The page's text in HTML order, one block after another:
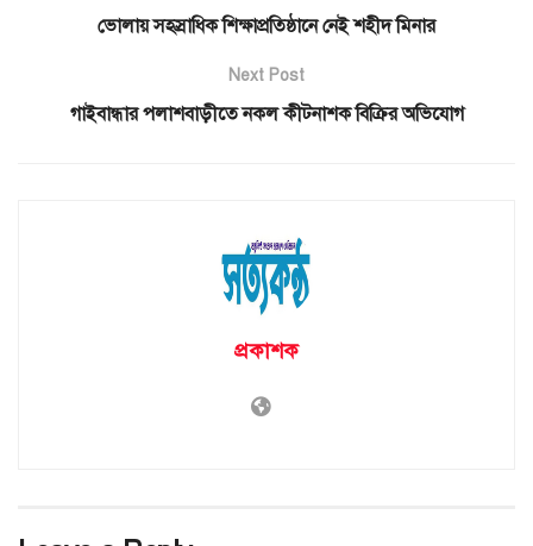
ভোলায় সহস্রাধিক শিক্ষাপ্রতিষ্ঠানে নেই শহীদ মিনার
Next Post
গাইবান্ধার পলাশবাড়ীতে নকল কীটনাশক বিক্রির অভিযোগ
প্রকাশক